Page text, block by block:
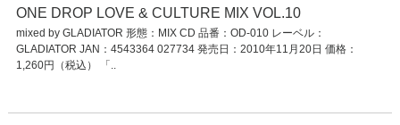
ONE DROP LOVE & CULTURE MIX VOL.10
mixed by GLADIATOR 形態：MIX CD 品番：OD-010 レーベル：
GLADIATOR JAN：4543364 027734 発売日：2010年11月20日 価格：
1,260円（税込） 「..